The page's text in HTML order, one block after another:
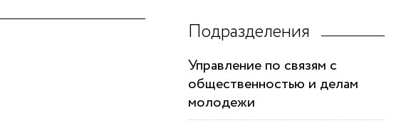
Подразделения
Управление по связям с
общественностью и делам
молодежи